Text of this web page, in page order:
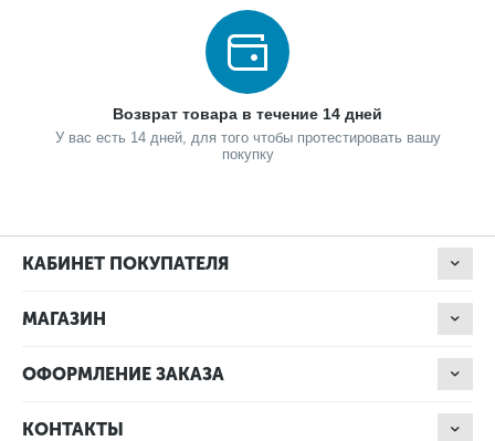
Возврат товара в течение 14 дней
У вас есть 14 дней, для того чтобы протестировать вашу
покупку
КАБИНЕТ ПОКУПАТЕЛЯ
МАГАЗИН
ОФОРМЛЕНИЕ ЗАКАЗА
КОНТАКТЫ